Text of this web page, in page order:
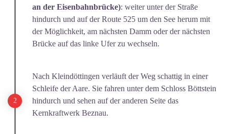
an der Eisenbahnbrücke): weiter unter der Straße
hindurch und auf der Route 525 um den See herum mit
der Möglichkeit, am nächsten Damm oder der nächsten
Brücke auf das linke Ufer zu wechseln.
Nach Kleindöttingen verläuft der Weg schattig in einer
Schleife der Aare. Sie fahren unter dem Schloss Böttstein
hindurch und sehen auf der anderen Seite das
Kernkraftwerk Beznau.